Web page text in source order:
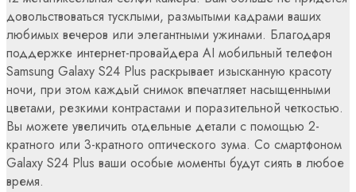
довольствоваться тусклыми, размытыми кадрами ваших
любимых вечеров или элегантными ужинами. Благодаря
поддержке интернет-провайдера AI мобильный телефон
Samsung Galaxy S24 Plus раскрывает изысканную красоту
ночи, при этом каждый снимок впечатляет насыщенными
цветами, резкими контрастами и поразительной четкостью.
Вы можете увеличить отдельные детали с помощью 2-
кратного или 3-кратного оптического зума. Со смартфоном
Galaxy S24 Plus ваши особые моменты будут сиять в любое
время.